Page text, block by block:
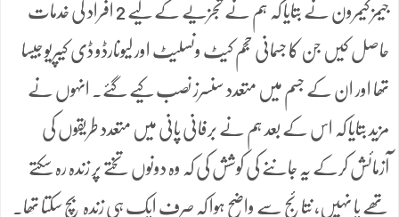
جیمز کیمرون نے بتایا کہ ہم نے تجزیے کے لیے 2 افراد کی خدمات
حاصل کیں جن کا جسمانی حجم کیٹ ونسلیٹ اور لیونارڈو ڈی کیپریو جیسا
تھا اور ان کے جسم میں متعدد سنسرز نصب کیے گئے۔ انہوں نے
مزید بتایا کہ اس کے بعد ہم نے برفانی پانی میں متعدد طریقوں کی
آزمائش کرکے یہ جاننے کی کوشش کی کہ وہ دونوں تختے پر زندہ رہ سکتے
تھے یا نہیں، نتائج سے واضح ہوا کہ صرف ایک ہی زندہ بچ سکتا تھا۔